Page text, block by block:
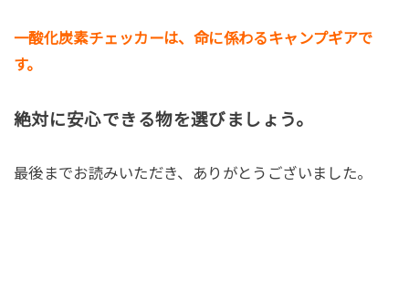
一酸化炭素チェッカーは、命に係わるキャンプギアで
す。
絶対に安心できる物を選びましょう。
最後までお読みいただき、ありがとうございました。